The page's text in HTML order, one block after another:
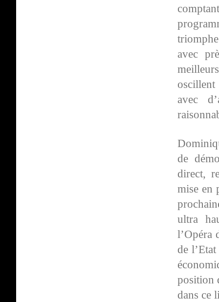
avec
avec
de
direct,
mise en
ultra
l’Opéra
de
position
dans ce